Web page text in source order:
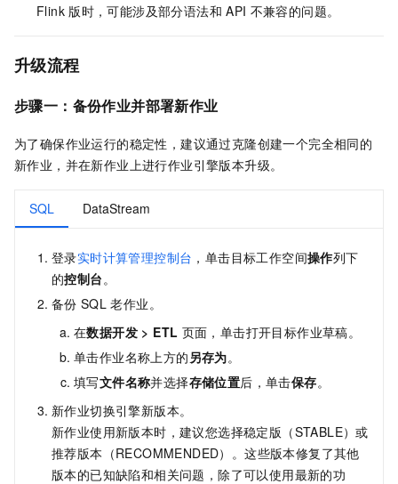
Flink 版时，可能涉及部分语法和 API 不兼容的问题。
升级流程
步骤一： 备份作业并部署新作业
为了确保作业运行的稳定性，建议通过克隆创建一个完全相同的
新作业，并在新作业上进行作业引擎版本升级。
SQL DataStream
登录实时计算管理控制台 ，单击目标工作空间操作列下
的控制台 。
备份 SQL 老作业。
在数据开发 > ETL 页面，单击打开目标作业草稿。
单击作业名称上方的 另存为。
填写文件名称并选择存储位置后，单击保存。
新作业切换引擎新版本。
新作业使用新版本时，建议您选择稳定版（STABLE）或
推荐版本（RECOMMENDED）。这些版本修复了其他
版本的已知缺陷和相关问题，除了可以使用最新的功